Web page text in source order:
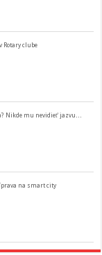
clube
Nikde mu nevidieť jazvu…
na smart city